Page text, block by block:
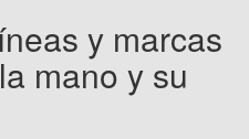
y marcas
mano y su